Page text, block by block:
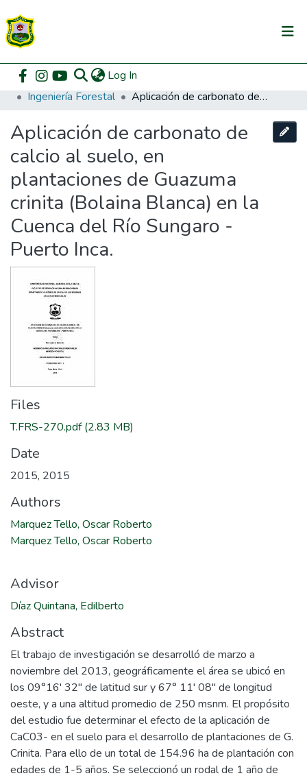
Log In
Communities & Collections
All of DSpace
DSpace Statistics
Home Pregrado
Ingeniería Forestal
Aplicación de carbonato de calcio al suelo, en plantaciones de Guazuma crinita (Bolaina Blanca) en la Cuenca del Río Sungaro - Puerto Inca.
Aplicación de carbonato de
calcio al suelo, en
plantaciones de Guazuma
crinita (Bolaina Blanca) en la
Cuenca del Río Sungaro -
Puerto Inca.
Files
T.FRS-270.pdf(2.83 MB)
Date
2015, 2015
Authors
Marquez Tello, Oscar Roberto
Marquez Tello, Oscar Roberto
Advisor
Díaz Quintana, Edilberto
Abstract
El trabajo de investigación se desarrolló de marzo a
noviembre del 2013, geográficamente el área se ubicó en
los 09°16' 32" de latitud sur y 67° 11' 08" de longitud
oeste, y a una altitud promedio de 250 msnm. El propósito
del estudio fue determinar el efecto de la aplicación de
CaC03- en el suelo para el desarrollo de plantaciones de G.
Crinita. Para ello de un total de 154.96 ha de plantación con
edades de 1-5 años. Se seleccionó un rodal de 1 año de